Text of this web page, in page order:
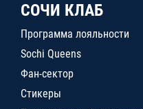
СОЧИ КЛАБ
Программа лояльности
Sochi Queens
Фан-сектор
Стикеры